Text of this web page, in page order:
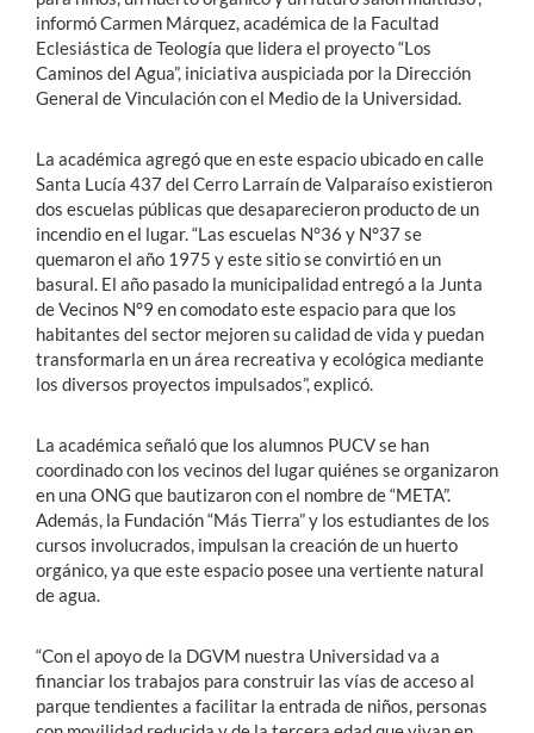
informó Carmen Márquez, académica de la Facultad
Eclesiástica de Teología que lidera el proyecto “Los
Caminos del Agua”, iniciativa auspiciada por la Dirección
General de Vinculación con el Medio de la Universidad.
La académica agregó que en este espacio ubicado en calle
Santa Lucía 437 del Cerro Larraín de Valparaíso existieron
dos escuelas públicas que desaparecieron producto de un
incendio en el lugar. “Las escuelas N°36 y N°37 se
quemaron el año 1975 y este sitio se convirtió en un
basural. El año pasado la municipalidad entregó a la Junta
de Vecinos N°9 en comodato este espacio para que los
habitantes del sector mejoren su calidad de vida y puedan
transformarla en un área recreativa y ecológica mediante
los diversos proyectos impulsados”, explicó.
La académica señaló que los alumnos PUCV se han
coordinado con los vecinos del lugar quiénes se organizaron
en una ONG que bautizaron con el nombre de “META”.
Además, la Fundación “Más Tierra” y los estudiantes de los
cursos involucrados, impulsan la creación de un huerto
orgánico, ya que este espacio posee una vertiente natural
de agua.
“Con el apoyo de la DGVM nuestra Universidad va a
financiar los trabajos para construir las vías de acceso al
parque tendientes a facilitar la entrada de niños, personas